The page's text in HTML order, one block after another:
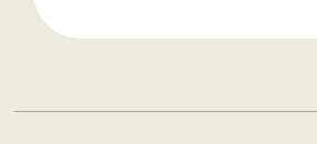
2025年07月 (2)